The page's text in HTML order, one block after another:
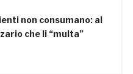
non consumano: al
che li “multa”